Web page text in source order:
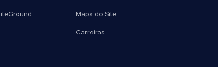
Mapa do Site
Carreiras